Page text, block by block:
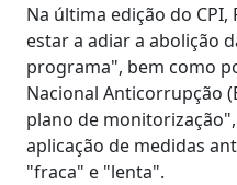
Na última edição do
estar a adiar a abolição
programa", bem como
Nacional Anticorrupção
plano de
aplicação de medidas
"fraca" e "lenta".